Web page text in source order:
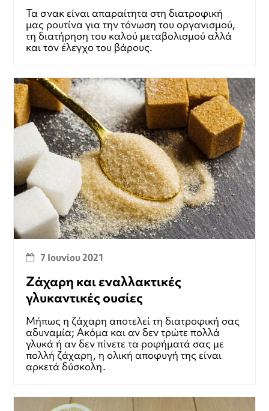
Τα σνακ είναι απαραίτητα στη διατροφική
μας ρουτίνα για την τόνωση του οργανισμού,
τη διατήρηση του καλού μεταβολισμού αλλά
και τον έλεγχο του βάρους.
7 Ιουνίου 2021
Ζάχαρη και εναλλακτικές
γλυκαντικές ουσίες
Μήπως η ζάχαρη αποτελεί τη διατροφική σας
αδυναμία; Ακόμα και αν δεν τρώτε πολλά
γλυκά ή αν δεν πίνετε τα ροφήματά σας με
πολλή ζάχαρη, η ολική αποφυγή της είναι
αρκετά δύσκολη.